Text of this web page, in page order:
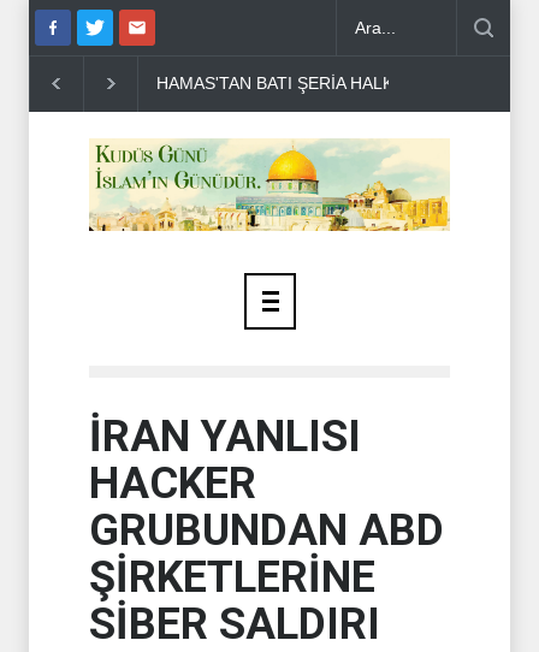
ŞERİA HALKINA ÇAĞRI .. DR BİLAL LAKKİS: LÜBNAN'IN
İRAN YANLISI
HACKER
GRUBUNDAN ABD
ŞİRKETLERİNE
SİBER SALDIRI